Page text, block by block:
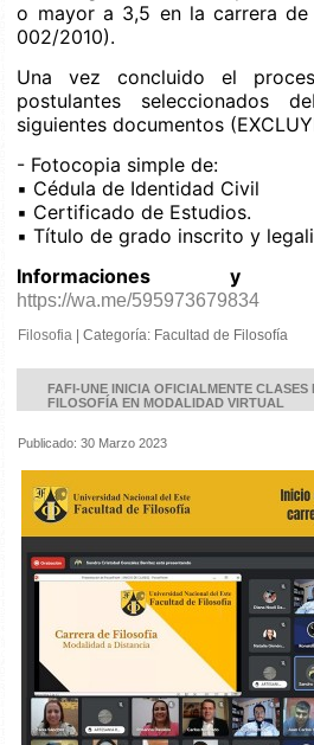
o mayor a 3,5 en la carrera de
002/2010).
Una vez concluido el
postulantes seleccionados
siguientes documentos
- Fotocopia simple de:
▪️ Cédula de Identidad Civil
▪️ Certificado de Estudios.
▪️ Título de grado inscrito y
Informaciones y
https://wa.me/595973679834
Filosofia |Categoría: Facultad de Filosofía
FAFI-UNE INICIA OFICIALMENTE
FILOSOFÍA EN MODALIDAD VIRTUAL
Publicado: 30 Marzo 2023